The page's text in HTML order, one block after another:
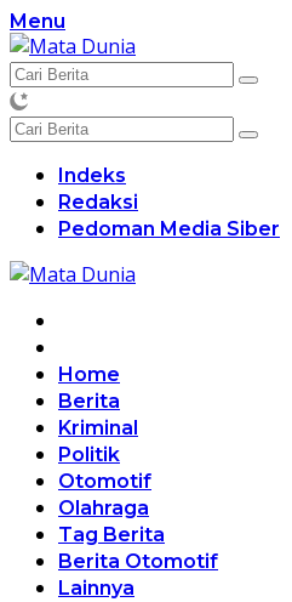
Langsung
ke
konten
Menu
Indeks
Redaksi
Pedoman Media Siber
Home
Berita
Kriminal
Politik
Otomotif
Olahraga
Tag Berita
Berita Otomotif
Lainnya